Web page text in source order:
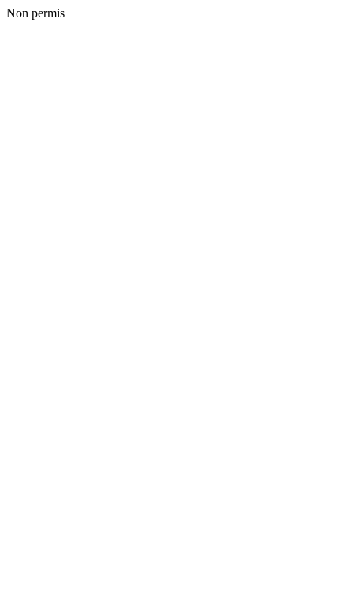
Non permis